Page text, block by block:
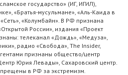
государство» (ИГ, ИГИЛ),
«Братья-мусульмане», «Аль-Каида в
«Колумбайн». В РФ признана
России», издания «Проект
телеканал «Дождь», «Медуза»,
радио «Свобода», The Insider,
признаны общество/центр
Юрия Левады», Сахаровский центр.
в РФ за экстремизм.